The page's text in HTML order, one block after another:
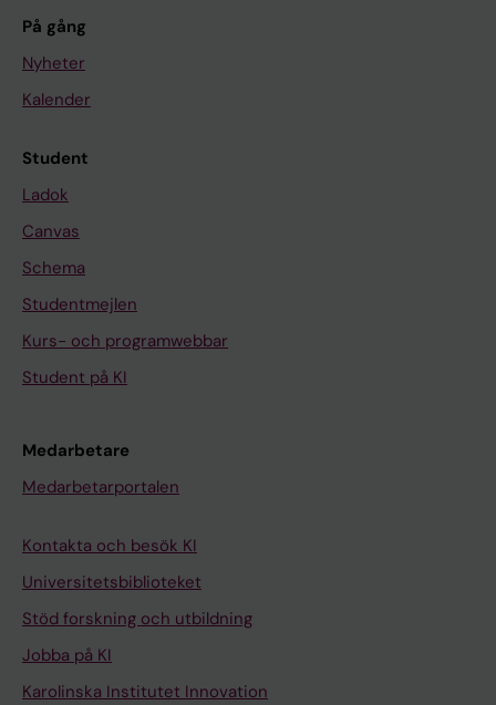
På gång
Nyheter
Kalender
Student
Ladok
Canvas
Schema
Studentmejlen
Kurs- och programwebbar
Student på KI
Medarbetare
Medarbetarportalen
Kontakta och besök KI
Universitetsbiblioteket
Stöd forskning och utbildning
Jobba på KI
Karolinska Institutet Innovation